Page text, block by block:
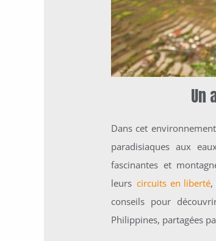
Un
Dans cet
paradisiaques aux
fascinantes et
leurs circuits en liberté,
conseils pour
Philippines, partagées